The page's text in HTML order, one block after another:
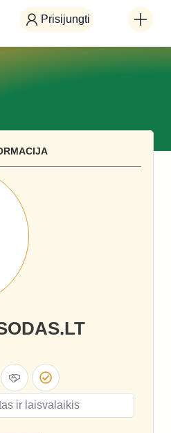
Prisijungti
ir laisvalaikis